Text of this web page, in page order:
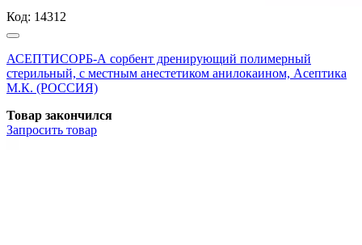
Код: 14312
АСЕПТИСОРБ-А сорбент дренирующий полимерный
стерильный, с местным анестетиком анилокаином, Асептика
М.К. (РОССИЯ)
Товар закончился
Запросить товар